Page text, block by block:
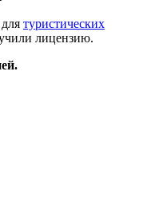
туристических
лицензию.